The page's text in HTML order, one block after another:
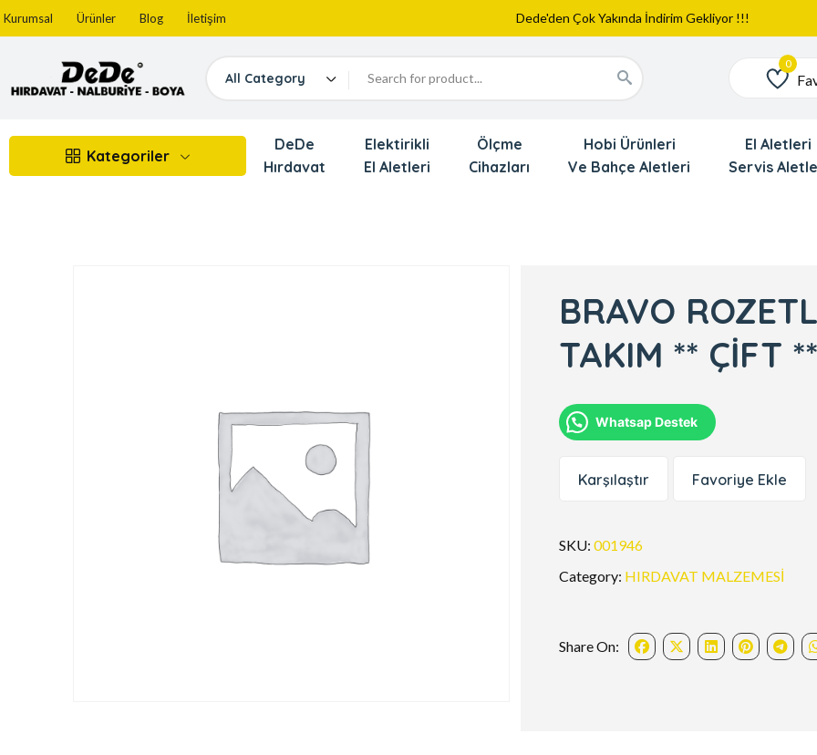
Kurumsal Ürünler Blog İletişim
Web Sitemiz Yayında
Yeni Eklenen Ürünlerimizi İnceledinizmi ?
All Category Favoriler
Kategoriler
DeDe
Hırdavat
Elektirikli
El Aletleri
Ölçme
Cihazları
Hobi Ürünleri
Ve Bahçe Aletleri
El Aletleri
Servis
BRAVO
TAKIM ** ÇİFT
Whatsap Destek
Karşılaştır Favoriye Ekle
SKU:001946
Category: HIRDAVAT MALZEMESİ
Share On: